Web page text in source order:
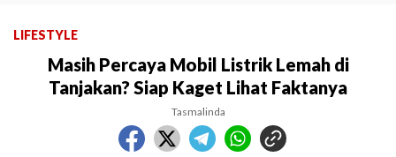
LIFESTYLE
Masih Percaya Mobil Listrik Lemah di
Tanjakan? Siap Kaget Lihat Faktanya
Tasmalinda